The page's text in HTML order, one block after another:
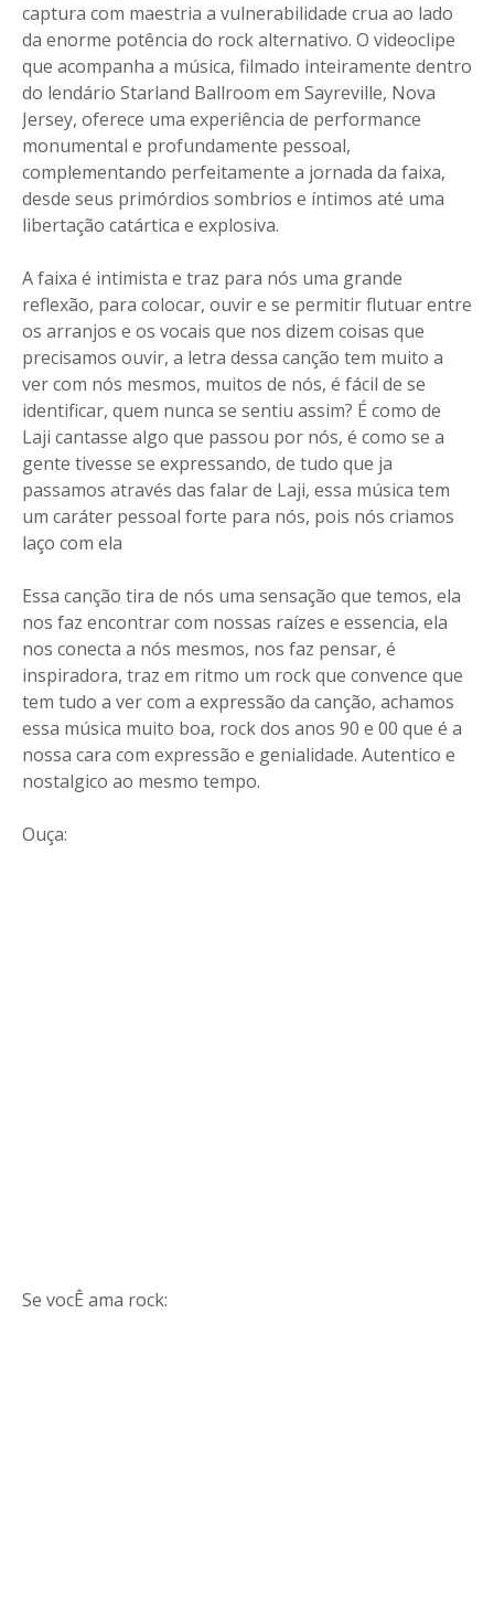
captura com maestria a vulnerabilidade crua ao lado
da enorme potência do rock alternativo. O videoclipe
que acompanha a música, filmado inteiramente dentro
do lendário Starland Ballroom em Sayreville, Nova
Jersey, oferece uma experiência de performance
monumental e profundamente pessoal,
complementando perfeitamente a jornada da faixa,
desde seus primórdios sombrios e íntimos até uma
libertação catártica e explosiva.
A faixa é intimista e traz para nós uma grande
reflexão, para colocar, ouvir e se permitir flutuar entre
os arranjos e os vocais que nos dizem coisas que
precisamos ouvir, a letra dessa canção tem muito a
ver com nós mesmos, muitos de nós, é fácil de se
identificar, quem nunca se sentiu assim? É como de
Laji cantasse algo que passou por nós, é como se a
gente tivesse se expressando, de tudo que ja
passamos através das falar de Laji, essa música tem
um caráter pessoal forte para nós, pois nós criamos
laço com ela
Essa canção tira de nós uma sensação que temos, ela
nos faz encontrar com nossas raízes e essencia, ela
nos conecta a nós mesmos, nos faz pensar, é
inspiradora, traz em ritmo um rock que convence que
tem tudo a ver com a expressão da canção, achamos
essa música muito boa, rock dos anos 90 e 00 que é a
nossa cara com expressão e genialidade. Autentico e
nostalgico ao mesmo tempo.
Ouça:
Se vocÊ ama rock: